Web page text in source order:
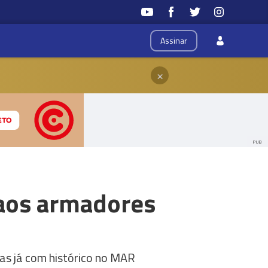
Assinar
×
PUB
armadores
já com histórico no MAR